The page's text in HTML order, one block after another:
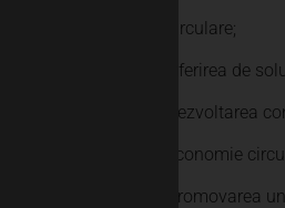
circulare;
Oferirea de
Dezvoltarea
economie
Promovarea